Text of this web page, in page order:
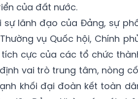
của đất nước.
lãnh đạo của Đảng, sự
vụ Quốc hội, Chính
cực của các tổ chức
vai trò trung tâm, nòng
khối đại đoàn kết toàn